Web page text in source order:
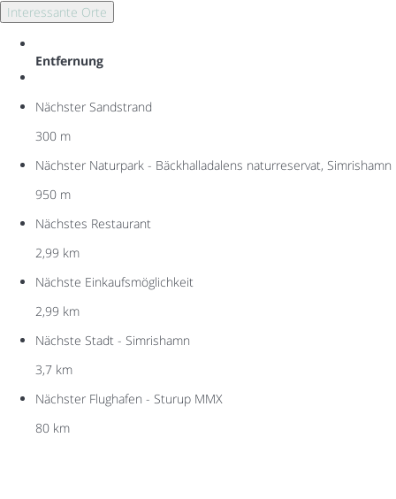
Interessante Orte
Entfernung
Nächster Sandstrand
300 m
Nächster Naturpark - Bäckhalladalens naturreservat, Simrishamn
950 m
Nächstes Restaurant
2,99 km
Nächste Einkaufsmöglichkeit
2,99 km
Nächste Stadt - Simrishamn
3,7 km
Nächster Flughafen - Sturup MMX
80 km